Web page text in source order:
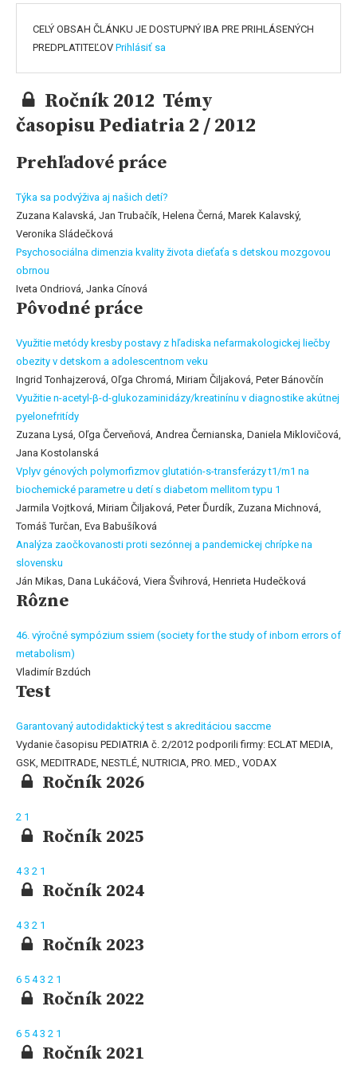
CELÝ OBSAH ČLÁNKU JE DOSTUPNÝ IBA PRE PRIHLÁSENÝCH
PREDPLATITEĽOV Prihlásiť sa
Ročník 2012 Témy
časopisu Pediatria 2 / 2012
Prehľadové práce
Týka sa podvýživa aj našich detí?
Zuzana Kalavská, Jan Trubačík, Helena Černá, Marek Kalavský,
Veronika Sládečková
Psychosociálna dimenzia kvality života dieťaťa s detskou mozgovou
obrnou
Iveta Ondriová, Janka Cínová
Pôvodné práce
Využitie metódy kresby postavy z hľadiska nefarmakologickej liečby
obezity v detskom a adolescentnom veku
Ingrid Tonhajzerová, Oľga Chromá, Miriam Čiljaková, Peter Bánovčín
Využitie n-acetyl-β-d-glukozaminidázy/kreatinínu v diagnostike akútnej
pyelonefritídy
Zuzana Lysá, Oľga Červeňová, Andrea Černianska, Daniela Miklovičová,
Jana Kostolanská
Vplyv génových polymorfizmov glutatión-s-transferázy t1/m1 na
biochemické parametre u detí s diabetom mellitom typu 1
Jarmila Vojtková, Miriam Čiljaková, Peter Ďurdík, Zuzana Michnová,
Tomáš Turčan, Eva Babušíková
Analýza zaočkovanosti proti sezónnej a pandemickej chrípke na
slovensku
Ján Mikas, Dana Lukáčová, Viera Švihrová, Henrieta Hudečková
Rôzne
46. výročné sympózium ssiem (society for the study of inborn errors of
metabolism)
Vladimír Bzdúch
Test
Garantovaný autodidaktický test s akreditáciou saccme
Vydanie časopisu PEDIATRIA č. 2/2012 podporili firmy: ECLAT MEDIA,
GSK, MEDITRADE, NESTLÉ, NUTRICIA, PRO. MED., VODAX
Ročník 2026
2 1
Ročník 2025
43 2 1
Ročník 2024
43 2 1
Ročník 2023
6 5 43 2 1
Ročník 2022
6 5 43 2 1
Ročník 2021